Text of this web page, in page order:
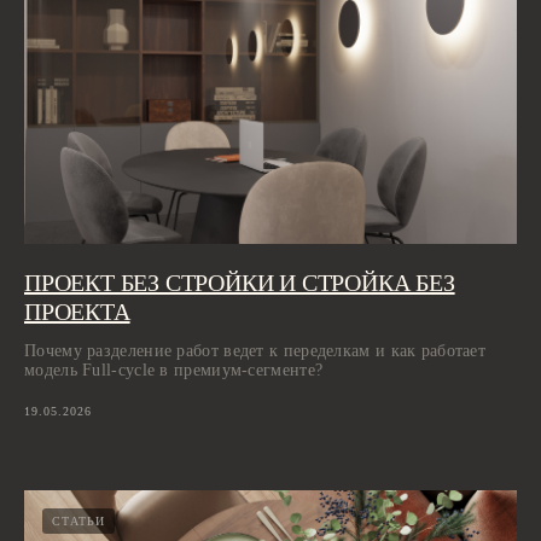
ПРОЕКТ БЕЗ СТРОЙКИ И СТРОЙКА БЕЗ
ПРОЕКТА
Почему разделение работ ведет к переделкам и как работает
модель Full-cycle в премиум-сегменте?
19.05.2026
СТАТЬИ